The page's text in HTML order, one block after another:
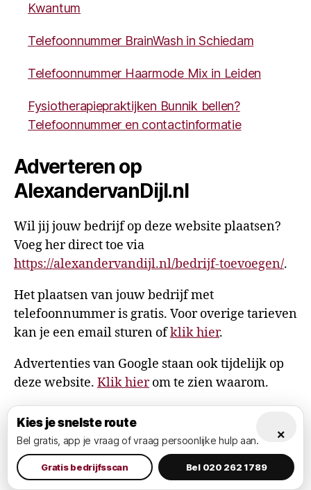
Kwantum
Telefoonnummer BrainWash in Schiedam
Telefoonnummer Haarmode Mix in Leiden
Fysiotherapiepraktijken Bunnik bellen?
Telefoonnummer en contactinformatie
Adverteren op
AlexandervanDijl.nl
Wil jij jouw bedrijf op deze website plaatsen?
Voeg her direct toe via
https://alexandervandijl.nl/bedrijf-toevoegen/.
Het plaatsen van jouw bedrijf met
telefoonnummer is gratis. Voor overige tarieven
kan je een email sturen ofklik hier.
Advertenties van Google staan ook tijdelijk op
deze website. Klik hierom te zien waarom.
© 2026AlexandervanDijl.nl
Privacy Policy
Omhoog
×
Kies je snelste route
Bel gratis, app je vraag of vraag persoonlijke hulp aan.
Gratis bedrijfsscan Bel 020 262 1789